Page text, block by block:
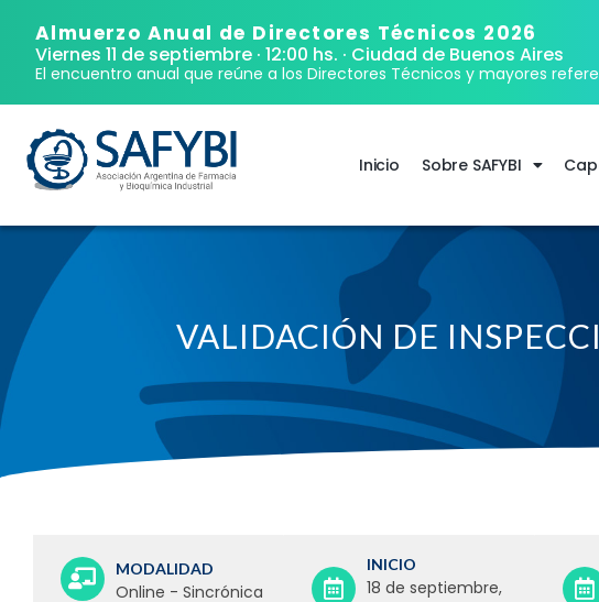
Almuerzo Anual de Directores Técnicos 2026
Viernes 11 de septiembre · 12:00 hs. · Ciudad de Buenos Aires
El encuentro anual que reúne a los Directores Técnicos y mayores
Inicio Sobre SAFYBI
VALIDACIÓN DE
MODALIDAD
Online - Sincrónica
INICIO
18 de septiembre,